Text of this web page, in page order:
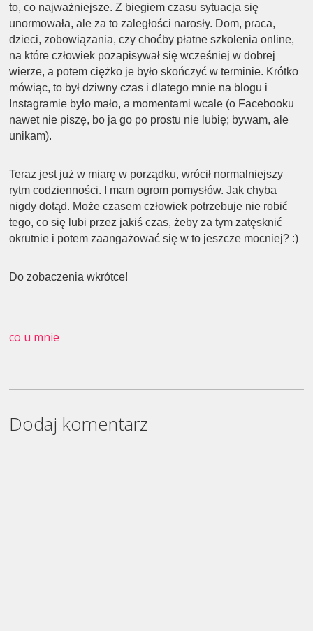
to, co najważniejsze. Z biegiem czasu sytuacja się
unormowała, ale za to zaległości narosły. Dom, praca,
dzieci, zobowiązania, czy choćby płatne szkolenia online,
na które człowiek pozapisywał się wcześniej w dobrej
wierze, a potem ciężko je było skończyć w terminie. Krótko
mówiąc, to był dziwny czas i dlatego mnie na blogu i
Instagramie było mało, a momentami wcale (o Facebooku
nawet nie piszę, bo ja go po prostu nie lubię; bywam, ale
unikam).
Teraz jest już w miarę w porządku, wrócił normalniejszy
rytm codzienności. I mam ogrom pomysłów. Jak chyba
nigdy dotąd. Może czasem człowiek potrzebuje nie robić
tego, co się lubi przez jakiś czas, żeby za tym zatęsknić
okrutnie i potem zaangażować się w to jeszcze mocniej? :)
Do zobaczenia wkrótce!
co u mnie
Dodaj komentarz